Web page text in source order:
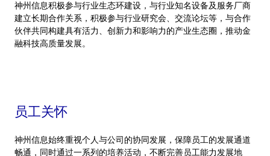
神州信息积极参与行业生态环建设，与行业知名设备及服务厂商
建立长期合作关系，积极参与行业研究会、交流论坛等，与合作
伙伴共同构建具有活力、创新力和影响力的产业生态圈，推动金
融科技高质量发展。
员工关怀
神州信息始终重视个人与公司的协同发展，保障员工的发展通道
畅通，同时通过一系列的培养活动，不断完善员工能力发展地